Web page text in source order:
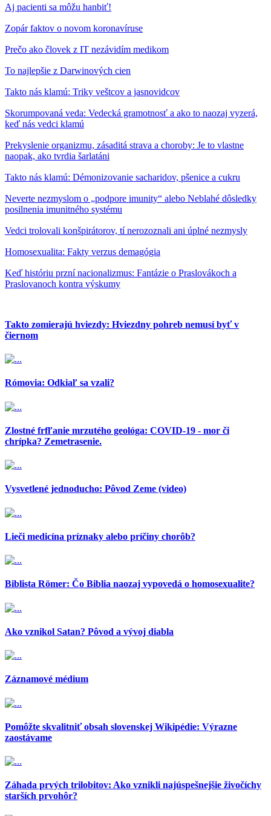
Aj pacienti sa môžu hanbiť!
Zopár faktov o novom koronavíruse
Prečo ako človek z IT nezávidím medikom
To najlepšie z Darwinových cien
Takto nás klamú: Triky veštcov a jasnovidcov
Skorumpovaná veda: Vedecká gramotnosť a ako to naozaj vyzerá,
keď nás vedci klamú
Prekyslenie organizmu, zásaditá strava a choroby: Je to vlastne
naopak, ako tvrdia šarlatáni
Takto nás klamú: Démonizovanie sacharidov, pšenice a cukru
Neverte nezmyslom o „podpore imunity“ alebo Neblahé dôsledky
posilnenia imunitného systému
Vedci trolovali konšpirátorov, tí nerozoznali ani úplné nezmysly
Homosexualita: Fakty verzus demagógia
Keď históriu przní nacionalizmus: Fantázie o Praslovákoch a
Praslovanoch kontra výskumy
Takto zomierajú hviezdy: Hviezdny pohreb nemusí byť v
čiernom
Rómovia: Odkiaľ sa vzali?
Zlostné frfľanie mrzutého geológa: COVID-19 - mor či
chrípka? Zemetrasenie.
Vysvetlené jednoducho: Pôvod Zeme (video)
Lieči medicína príznaky alebo príčiny chorôb?
Biblista Römer: Čo Biblia naozaj vypovedá o homosexualite?
Ako vznikol Satan? Pôvod a vývoj diabla
Záznamové médium
Pomôžte skvalitniť obsah slovenskej Wikipédie: Výrazne
zaostávame
Záhada prvých trilobitov: Ako vznikli najúspešnejšie živočíchy
starších prvohôr?